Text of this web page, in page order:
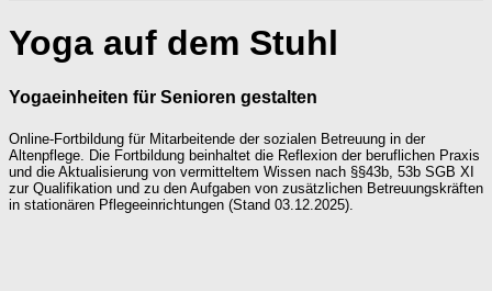
Yoga auf dem Stuhl
Yogaeinheiten für Senioren gestalten
Online-Fortbildung für Mitarbeitende der sozialen Betreuung in der
Altenpflege. Die Fortbildung beinhaltet die Reflexion der beruflichen Praxis
und die Aktualisierung von vermitteltem Wissen nach §§43b, 53b SGB XI
zur Qualifikation und zu den Aufgaben von zusätzlichen Betreuungskräften
in stationären Pflegeeinrichtungen (Stand 03.12.2025).